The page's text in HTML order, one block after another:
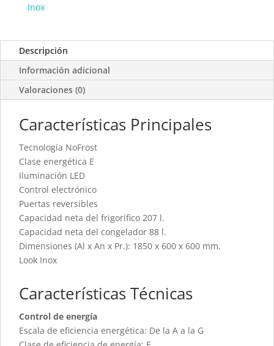
Inox
Descripción
Información adicional
Valoraciones (0)
Características Principales
Tecnología NoFrost
Clase energética E
Iluminación LED
Control electrónico
Puertas reversibles
Capacidad neta del frigorífico 207 l.
Capacidad neta del congelador 88 l.
Dimensiones (Al x An x Pr.): 1850 x 600 x 600 mm.
Look Inox
Características Técnicas
Control de energía
Escala de eficiencia energética: De la A a la G